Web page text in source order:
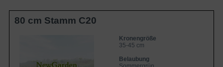
80 cm Stamm C20
Kronengröße
35-45 cm
Belaubung